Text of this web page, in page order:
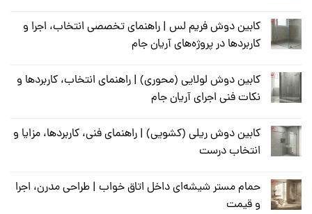
کابین دوش فریم لس | راهنمای تخصصی انتخاب، اجرا و
کاربردها در پروژه‌های آریان جام
کابین دوش لولایی (محوری) | راهنمای انتخاب، کاربردها و
نکات فنی اجرای آریان جام
کابین دوش ریلی (کشویی) | راهنمای فنی، کاربردها، مزایا و
انتخاب درست
حمام مستر شیشه‌ای داخل اتاق خواب | طراحی مدرن، اجرا
و قیمت